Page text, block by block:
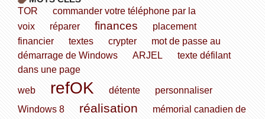
TOR
commander votre téléphone par la
voix
réparer finances
placement
financier
textes crypter
mot de passe au
démarrage de Windows
ARJEL
texte défilant
dans une page
web
refOK détente
personnaliser
Windows 8
réalisation
mémorial canadien de